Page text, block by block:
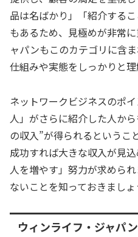
品は名ばかり」「紹介する
もあるため、見極めが非常
ャパンもこのカテゴリに含
仕組みや実態をしっかりと
ネットワークビジネスのポ
人」がさらに紹介した人か
の収入”が得られるというこ
成功すれば大きな収入が見
人を増やす」努力が求めら
ないことを知っておきましょ
ウィンライフ・ジャパ